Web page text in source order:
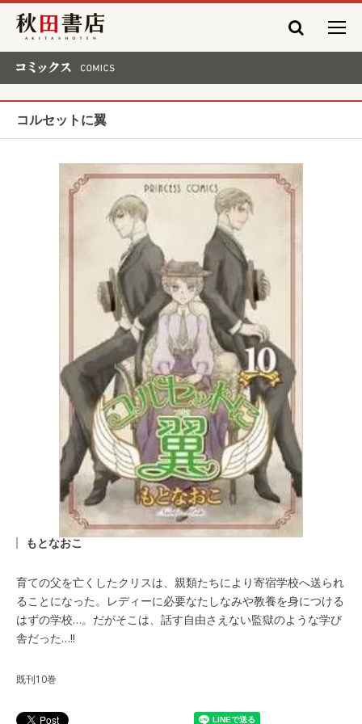
秋田書店
コルセットに翼
もとなおこ
育ての父を亡くしたクリスは、親類たちにより寄宿学校へ送られ
ることになった。レディーに必要なたしなみや教養を身につける
はずの学校…。だがそこは、話す自由さえない監獄のような学び
舎だった…!!
既刊10巻